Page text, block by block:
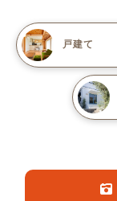
戸建て